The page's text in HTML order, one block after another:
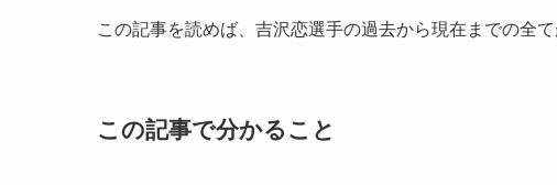
この記事を読めば、吉沢恋選手の過去から現在までの全て
この記事で分かること